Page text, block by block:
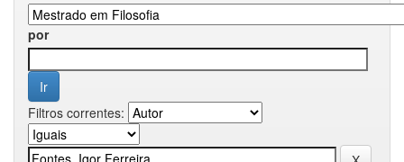
por
Filtros correntes: